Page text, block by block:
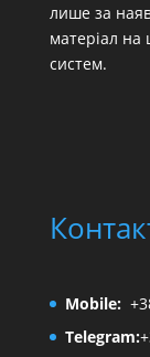
лише за
матеріал на
систем.
Mobile:
Telegram: